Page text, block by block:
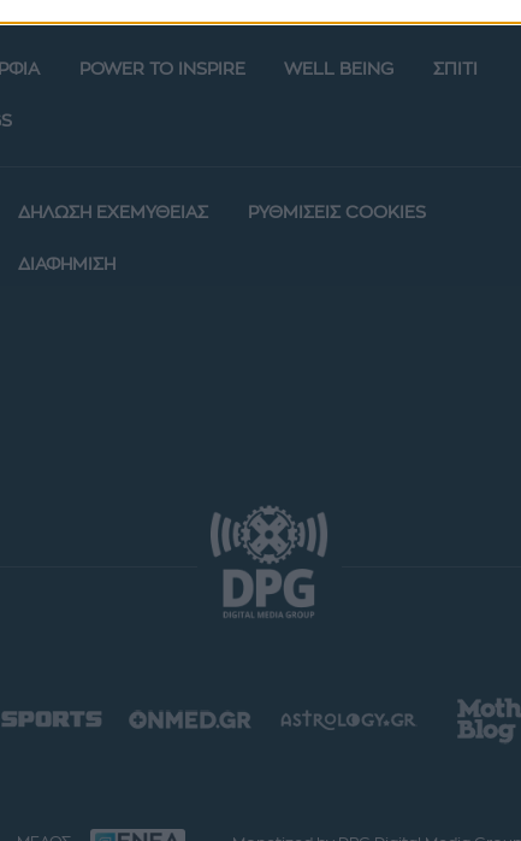
POWER TO INSPIRE WELL BEING ΣΠΙΤΙ
ΔΗΛΩΣΗ ΕΧΕΜΥΘΕΙΑΣ ΡΥΘΜΙΣΕΙΣ COOKIES
ΔΙΑΦΗΜΙΣΗ